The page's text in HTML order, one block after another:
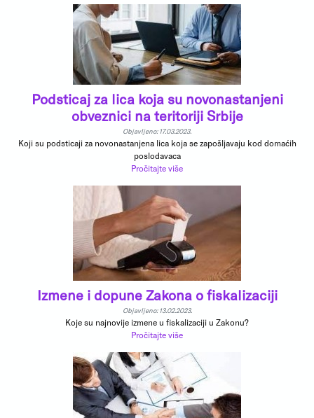
Podsticaj za lica koja su novonastanjeni
obveznici na teritoriji Srbije
Objavljeno: 17.03.2023.
Koji su podsticaji za novonastanjena lica koja se zapošljavaju kod domaćih
poslodavaca
Pročitajte više
Izmene i dopune Zakona o fiskalizaciji
Objavljeno: 13.02.2023.
Koje su najnovije izmene u fiskalizaciji u Zakonu?
Pročitajte više